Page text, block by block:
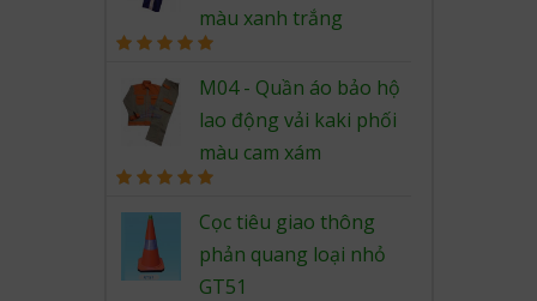
màu xanh trắng
out of 5
M04 - Quần áo bảo hộ
lao động vải kaki phối
màu cam xám
out of 5
Cọc tiêu giao thông
phản quang loại nhỏ
GT51